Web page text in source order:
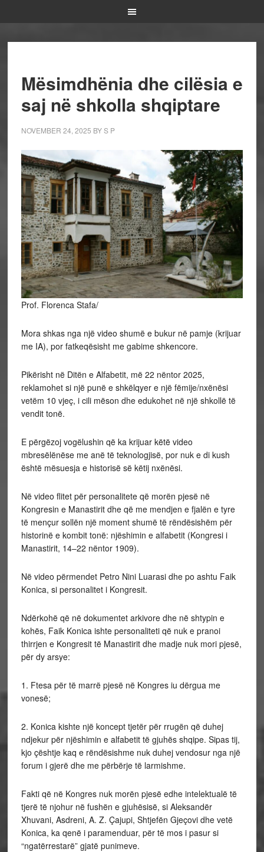
Mësimdhënia dhe cilësia e
saj në shkolla shqiptare
NOVEMBER 24, 2025 BYS P
Prof. Florenca Stafa/
Mora shkas nga një video shumë e bukur në pamje (krijuar
me IA), por fatkeqësisht me gabime shkencore.
Pikërisht në Ditën e Alfabetit, më 22 nëntor 2025,
reklamohet si një punë e shkëlqyer e një fëmije/nxënësi
vetëm 10 vjeç, i cili mëson dhe edukohet në një shkollë të
vendit tonë.
E përgëzoj vogëlushin që ka krijuar këtë video
mbresëlënëse me anë të teknologjisë, por nuk e di kush
është mësuesja e historisë së këtij nxënësi.
Në video flitet për personalitete që morën pjesë në
Kongresin e Manastirit dhe që me mendjen e fjalën e tyre
të mençur sollën një moment shumë të rëndësishëm për
historinë e kombit tonë: njëshimin e alfabetit (Kongresi i
Manastirit, 14–22 nëntor 1909).
Në video përmendet Petro Nini Luarasi dhe po ashtu Faik
Konica, si personalitet i Kongresit.
Ndërkohë që në dokumentet arkivore dhe në shtypin e
kohës, Faik Konica ishte personaliteti që nuk e pranoi
thirrjen e Kongresit të Manastirit dhe madje nuk mori pjesë,
për dy arsye:
1. Ftesa për të marrë pjesë në Kongres iu dërgua me
vonesë;
2. Konica kishte një koncept tjetër për rrugën që duhej
ndjekur për njëshimin e alfabetit të gjuhës shqipe. Sipas tij,
kjo çështje kaq e rëndësishme nuk duhej vendosur nga një
forum i gjerë dhe me përbërje të larmishme.
Fakti që në Kongres nuk morën pjesë edhe intelektualë të
tjerë të njohur në fushën e gjuhësisë, si Aleksandër
Xhuvani, Asdreni, A. Z. Çajupi, Shtjefën Gjeçovi dhe vetë
Konica, ka qenë i paramenduar, për të mos i pasur si
“ngatërrestarë” gjatë punimeve.